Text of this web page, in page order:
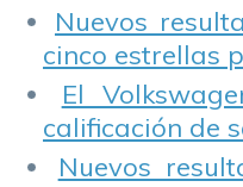
Nuevos
cinco estrellas
El
calificación de
Nuevos